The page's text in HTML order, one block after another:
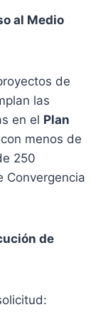
al Medio
de
las
en el Plan
menos de
250
Convergencia
de